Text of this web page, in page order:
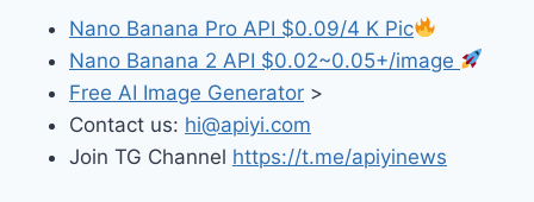
Nano Banana Pro API $0.09/4 K Pic
Nano Banana 2 API $0.02~0.05+/image
Free AI Image Generator >
Contact us: hi@apiyi.com
Join TG Channel https://t.me/apiyinews